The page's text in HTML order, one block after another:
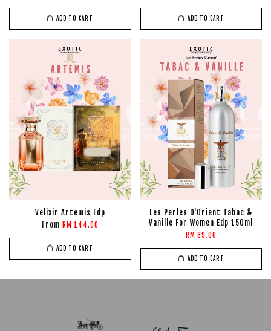
ADD TO CART ADD TO CART
Velixir Artemis Edp
From RM 144.00
ADD TO CART
Les Perles D'Orient Tabac &
Vanille For Women Edp 150ml
RM 89.00
ADD TO CART